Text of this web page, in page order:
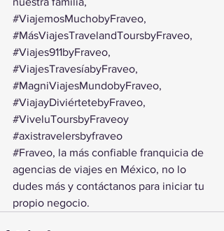
#ViajemosMuchobyFraveo,
#MásViajesTravelandToursbyFraveo,
#Viajes911byFraveo,
#ViajesTravesíabyFraveo,
#MagniViajesMundobyFraveo,
#ViajayDiviértetebyFraveo,
#ViveluToursbyFraveoy
#axistravelersbyfraveo
#Fraveo, la más confiable franquicia de
agencias de viajes en México, no lo
dudes más y contáctanos para iniciar tu
propio negocio.